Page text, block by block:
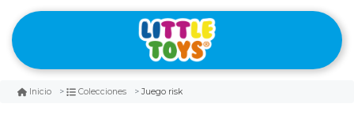
Inicio Colecciones Juego risk